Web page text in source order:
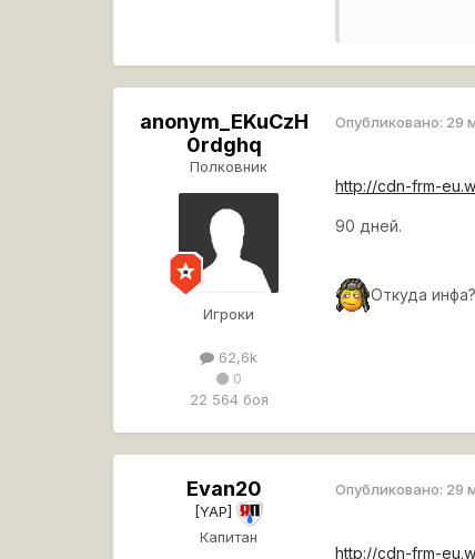
anonym_EKuCzH
0rdghq
Полковник
Игроки
62,6k
0
22 564 боя
Опубликовано: 29
http://cdn-frm-
90 дней.
Откуда инфа?
Evan20
[YAP]
Капитан
Опубликовано: 29
http://cdn-frm-